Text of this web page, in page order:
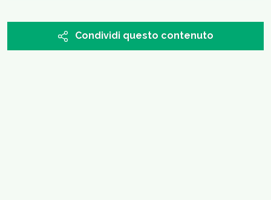
Condividi questo contenuto